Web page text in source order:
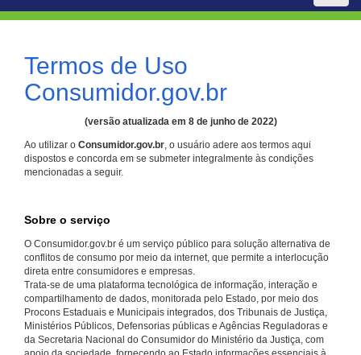
Termos de Uso
Consumidor.gov.br
(versão atualizada em 8 de junho de 2022)
Ao utilizar o Consumidor.gov.br, o usuário adere aos termos aqui
dispostos e concorda em se submeter integralmente às condições
mencionadas a seguir.
Sobre o serviço
O Consumidor.gov.br é um serviço público para solução alternativa de
conflitos de consumo por meio da internet, que permite a interlocução
direta entre consumidores e empresas.
Trata-se de uma plataforma tecnológica de informação, interação e
compartilhamento de dados, monitorada pelo Estado, por meio dos
Procons Estaduais e Municipais integrados, dos Tribunais de Justiça,
Ministérios Públicos, Defensorias públicas e Agências Reguladoras e
da Secretaria Nacional do Consumidor do Ministério da Justiça, com